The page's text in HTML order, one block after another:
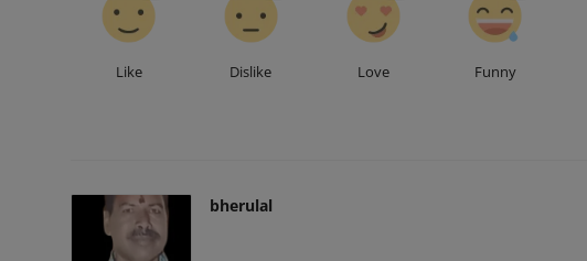
Like Dislike Love Funny
bherulal